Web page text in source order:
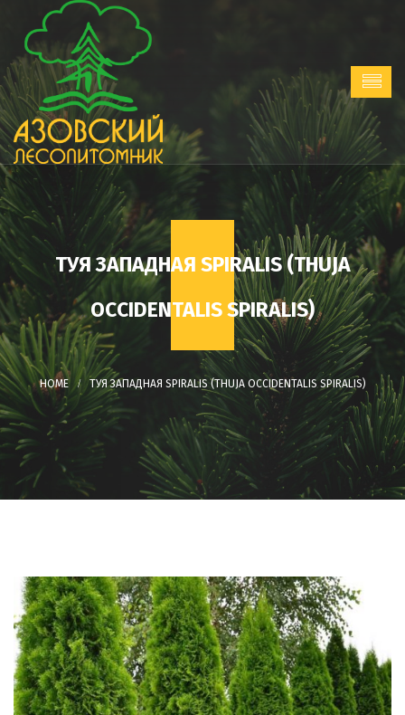
ТУЯ ЗАПАДНАЯ SPIRALIS (THUJA
OCCIDENTALIS SPIRALIS)
ТУЯ ЗАПАДНАЯ SPIRALIS (THUJA OCCIDENTALIS SPIRALIS)